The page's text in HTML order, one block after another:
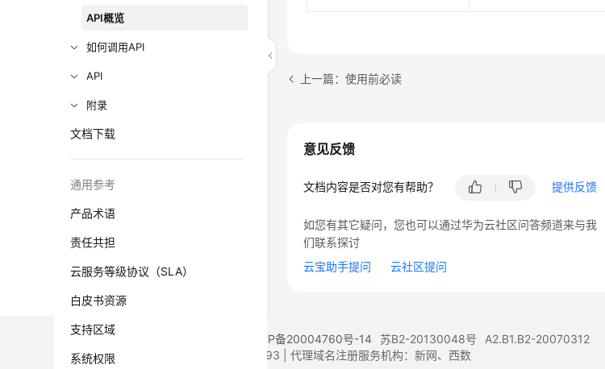
API概览
如何调用API
API
附录
文档下载
通用参考
产品术语
责任共担
云服务等级协议（SLA）
白皮书资源
支持区域
系统权限
上一篇：使用前必读
意见反馈
文档内容是否对您有帮助？ 提供反馈
如您有其它疑问，您也可以通过华为云社区问答频道来与我
们联系探讨
云宝助手提问
云社区提问
©2026 Huaweicloud.com 版权所有 黔ICP备20004760号-14 苏B2-20130048号
A2.B1.B2-20070312
增值电信业务经营许可证：B1.B2-20200593 | 代理域名注册服务机构：新网、西数